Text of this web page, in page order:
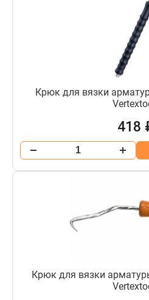
Крюк для вязки
418
Крюк для вязки